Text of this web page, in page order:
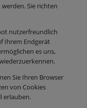
Sie richten
nutzerfreundlich
Ihrem Endgerät
es uns,
Sie Ihren Browser
von Cookies
erlauben.